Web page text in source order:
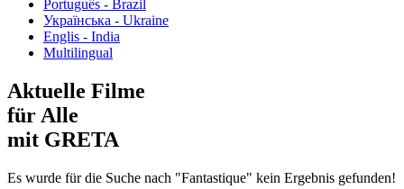
Português - Brazil
Українська - Ukraine
Englis - India
Multilingual
Aktuelle Filme
für Alle
mit GRETA
Es wurde für die Suche nach "Fantastique" kein Ergebnis gefunden!